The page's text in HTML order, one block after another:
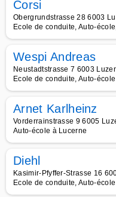
Corsi
Obergrundstrasse 28 6003
Ecole de conduite, Auto-
Wespi Andreas
Neustadtstrasse 7 6003
Ecole de conduite, Auto-
Arnet Karlheinz
Vorderrainstrasse 9 6005
Auto-école à Lucerne
Diehl
Kasimir-Pfyffer-Strasse 16
Ecole de conduite, Auto-